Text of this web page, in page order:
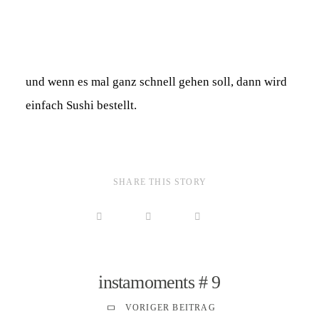
und wenn es mal ganz schnell gehen soll, dann wird
einfach Sushi bestellt.
SHARE THIS STORY
instamoments # 9
VORIGER BEITRAG